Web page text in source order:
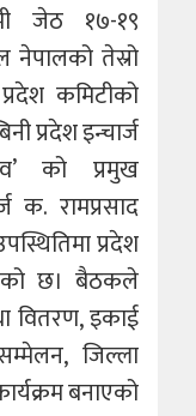
जेठ १७-१९
नेपालको तेस्रो
कमिटीको
प्रदेश इन्चार्ज
को प्रमुख
क. रामप्रसाद
प्रदेश
छ। बैठकले
वितरण, इकाई
जिल्ला
बनाएको